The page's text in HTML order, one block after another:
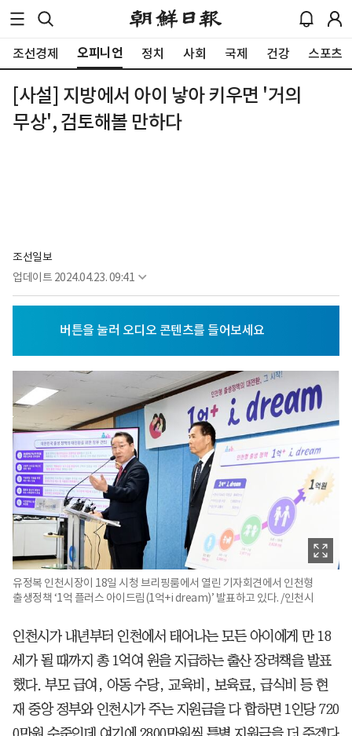
조선경제 오피니언 정치 사회 국제 건강 스포츠
[사설] 지방에서 아이 낳아 키우면 '거의
무상', 검토해볼 만하다
조선일보
업데이트 2024.04.23. 09:41
유정복 인천시장이 18일 시청 브리핑룸에서 열린 기자회견에서 인천형
출생정책 ‘1억 플러스 아이드림(1억+i dream)’ 발표하고 있다. /인천시
인천시가 내년부터 인천에서 태어나는 모든 아이에게 만 18
세가 될 때까지 총 1억여 원을 지급하는 출산 장려책을 발표
했다. 부모 급여, 아동 수당, 교육비, 보육료, 급식비 등 현
재 중앙 정부와 인천시가 주는 지원금을 다 합하면 1인당 720